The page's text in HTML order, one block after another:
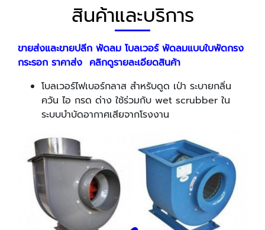
สินค้าและบริการ
ขายส่งและขายปลีก พัดลม โบลเวอร์ พัดลมแบบใบพัดกรง
กระรอก ราคาส่ง คลิกดูรายละเอียดสินค้า
โบลเวอร์ไฟเบอร์กลาส สำหรับดูด เป่า ระบายกลิ่น
ควัน ไอ กรด ด่าง ใช้ร่วมกับ wet scrubber ใน
ระบบบำบัดอากาศเสียจากโรงงาน